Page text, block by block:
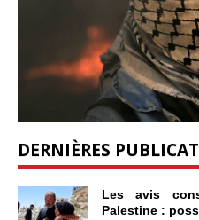
DERNIÈRES
Les avis
Palestine :